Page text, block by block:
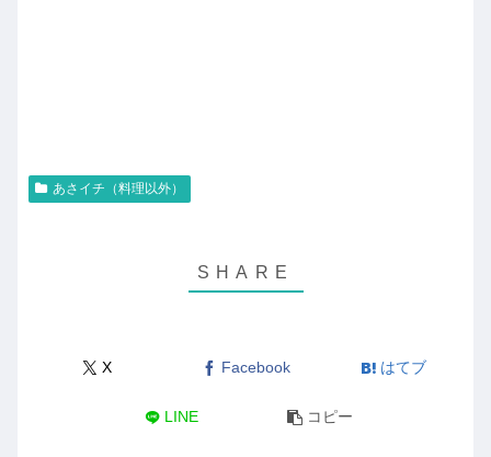
あさイチ（料理以外）
X Facebook はてブ
LINE コピー